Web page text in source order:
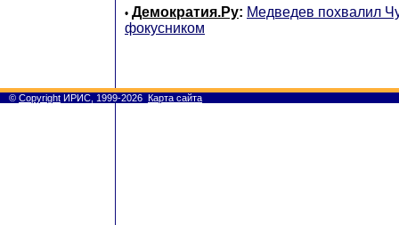
• Демократия.Ру: Медведев похвалил
фокусником
© Copyright ИРИС, 1999-2026 Карта сайта